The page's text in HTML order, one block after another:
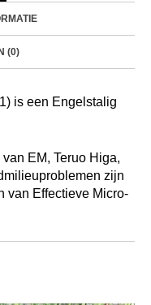
(0)
is een Engelstalig
van EM, Teruo Higa,
zijn
van Effectieve Micro-